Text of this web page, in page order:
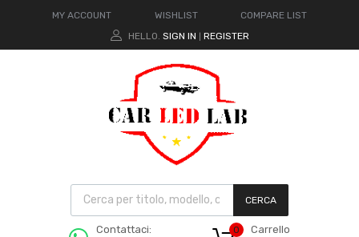
MY ACCOUNT WISHLIST
COMPARE LIST
HELLO. SIGN IN REGISTER
CERCA
Contattaci: Carrello
0